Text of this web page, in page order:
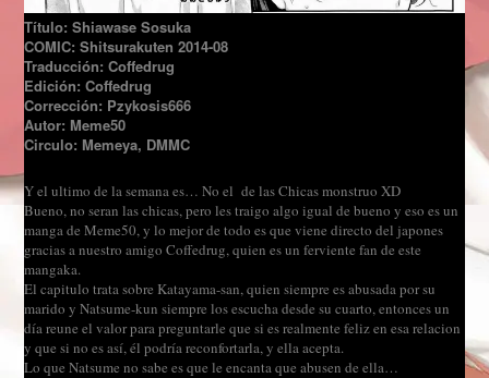
Título: Shiawase Sosuka
COMIC: Shitsurakuten 2014-08
Traducción: Coffedrug
Edición: Coffedrug
Corrección: Pzykosis666
Autor: Meme50
Circulo: Memeya, DMMC
Y el ultimo de la semana es… No el de las Chicas monstruo XD
Bueno, no seran las chicas, pero les traigo algo igual de bueno y eso es un
manga de Meme50, y lo mejor de todo es que viene directo del japones
gracias a nuestro amigo Coffedrug, quien es un ferviente fan de este
mangaka.
El capitulo trata sobre Katayama-san, quien siempre es abusada por su
marido y Natsume-kun siempre los escucha desde su cuarto, entonces un
día reune el valor para preguntarle que si es realmente feliz en esa relacion
y que si no es así, él podría reconfortarla, y ella acepta.
Lo que Natsume no sabe es que le encanta que abusen de ella…